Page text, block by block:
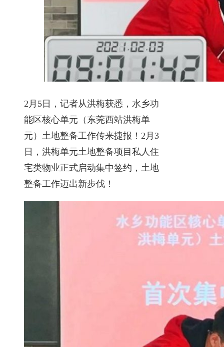
2月5日，记者从洪梅获悉，水乡功
能区核心单元（东莞西站洪梅单
元）土地整备工作传来捷报！2月3
日，洪梅单元土地整备项目私人住
宅类物业正式启动集中签约，土地
整备工作迈出新步伐！